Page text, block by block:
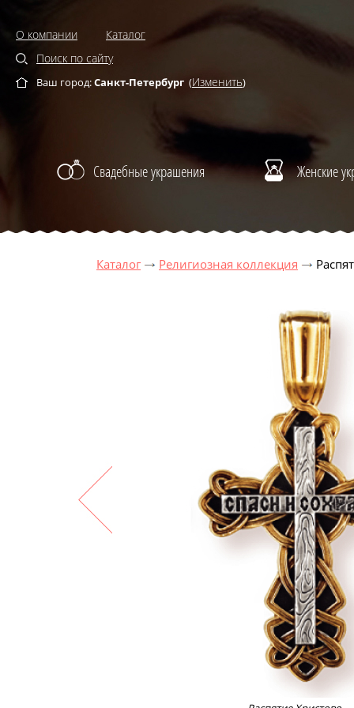
О компании
Каталог
Поиск по сайту
Ваш город:Санкт-Петербург (Изменить)
Свадебные украшения Женские
Каталог Религиозная коллекция